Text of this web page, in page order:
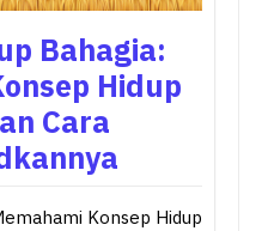
Bahagia:
Hidup
Cara
Konsep Hidup